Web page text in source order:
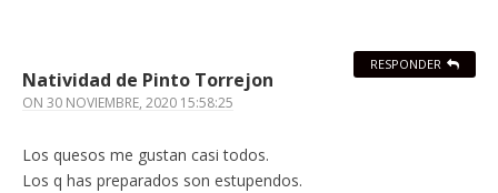
Natividad de Pinto Torrejon
ON 30 NOVIEMBRE, 2020 15:58:25
Los quesos me gustan casi todos.
Los q has preparados son estupendos.
RESPONDER